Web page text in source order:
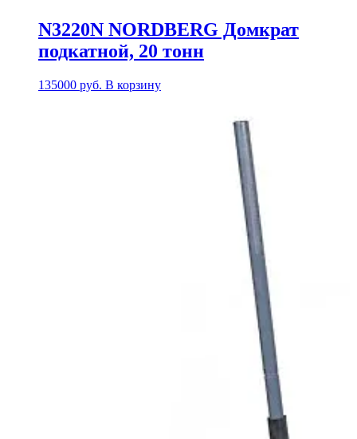
N3220N NORDBERG Домкрат
подкатной, 20 тонн
135000 руб. В корзину